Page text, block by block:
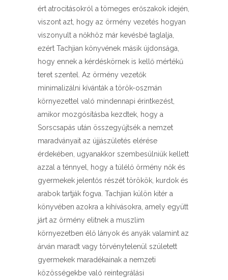
ért atrocitásokról a tömeges erőszakok idején,
viszont azt, hogy az örmény vezetés hogyan
viszonyult a nőkhöz már kevésbé taglalja,
ezért Tachjian könyvének másik újdonsága,
hogy ennek a kérdéskörnek is kellő mértékű
teret szentel. Az örmény vezetők
minimalizálni kívánták a török-oszmán
környezettel való mindennapi érintkezést,
amikor mozgósításba kezdtek, hogy a
Sorscsapás után összegyűjtsék a nemzet
maradványait az újjászületés elérése
érdekében, ugyanakkor szembesülniük kellett
azzal a ténnyel, hogy a túlélő örmény nők és
gyermekek jelentős részét törökök, kurdok és
arabok tartják fogva. Tachjian külön kitér a
könyvében azokra a kihívásokra, amely együtt
járt az örmény elitnek a muszlim
környezetben élő lányok és anyák valamint az
árván maradt vagy törvénytelenül született
gyermekek maradékainak a nemzeti
közösségekbe való reintegrálási